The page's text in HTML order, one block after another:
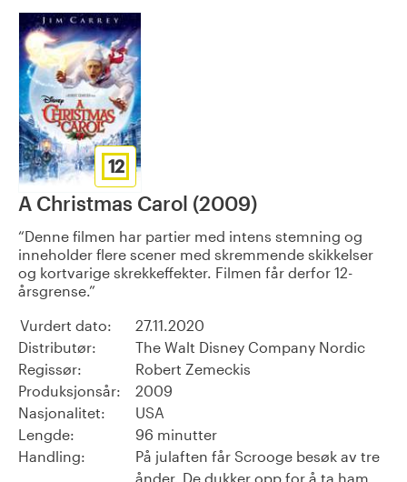
12
A Christmas Carol (2009)
Denne filmen har partier med intens stemning og
inneholder flere scener med skremmende skikkelser
og kortvarige skrekkeffekter. Filmen får derfor 12-
årsgrense.
Vurdert dato:
27.11.2020
Distributør:
The Walt Disney Company Nordic
Regissør:
Robert Zemeckis
Produksjonsår:
2009
Nasjonalitet:
USA
Lengde:
96 minutter
Handling:
På julaften får Scrooge besøk av tre
ånder. De dukker opp for å ta ham